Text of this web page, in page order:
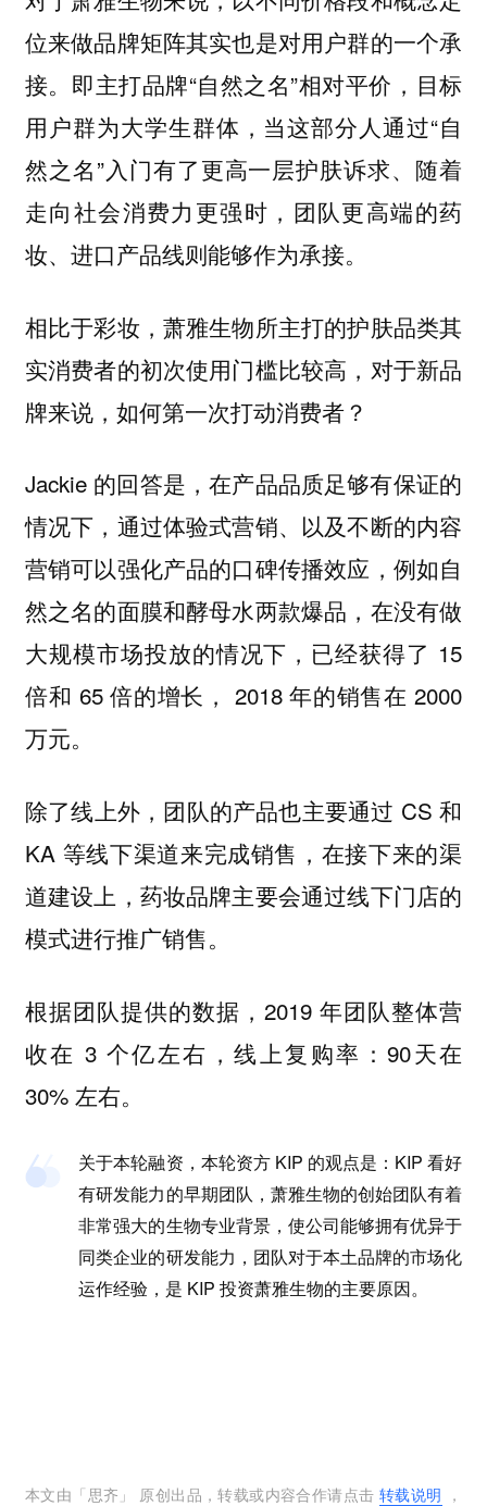
位来做品牌矩阵其实也是对用户群的一个承
接。即主打品牌“自然之名”相对平价，目标
用户群为大学生群体，当这部分人通过“自
然之名”入门有了更高一层护肤诉求、随着
走向社会消费力更强时，团队更高端的药
妆、进口产品线则能够作为承接。
相比于彩妆，萧雅生物所主打的护肤品类其
实消费者的初次使用门槛比较高，对于新品
牌来说，如何第一次打动消费者？
Jackie 的回答是，在产品品质足够有保证的
情况下，通过体验式营销、以及不断的内容
营销可以强化产品的口碑传播效应，例如自
然之名的面膜和酵母水两款爆品，在没有做
大规模市场投放的情况下，已经获得了 15
倍和 65 倍的增长， 2018 年的销售在 2000
万元。
除了线上外，团队的产品也主要通过 CS 和
KA 等线下渠道来完成销售，在接下来的渠
道建设上，药妆品牌主要会通过线下门店的
模式进行推广销售。
根据团队提供的数据，2019 年团队整体营
收在 3 个亿左右，线上复购率：90天在
30% 左右。
关于本轮融资，本轮资方 KIP 的观点是：KIP 看好
有研发能力的早期团队，萧雅生物的创始团队有着
非常强大的生物专业背景，使公司能够拥有优异于
同类企业的研发能力，团队对于本土品牌的市场化
运作经验，是 KIP 投资萧雅生物的主要原因。
本文由「 思齐 」 原创出品，转载或内容合作请点击 转载说明 ，